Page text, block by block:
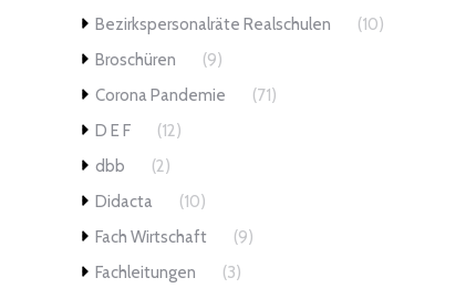
Bezirkspersonalräte Realschulen
(10)
Broschüren
(9)
Corona Pandemie
(71)
D E F
(12)
dbb
(2)
Didacta
(10)
Fach Wirtschaft
(9)
Fachleitungen
(3)